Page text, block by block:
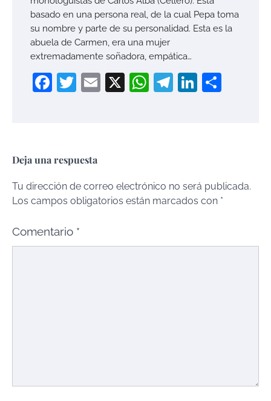
basado en una persona real, de la cual Pepa toma
su nombre y parte de su personalidad. Esta es la
abuela de Carmen, era una mujer
extremadamente soñadora, empática…
Facebook
Twitter
Email
X WhatsApp
Telegram
Deja una respuesta
Tu dirección de correo electrónico no será publicada.
Los campos obligatorios están marcados con *
Comentario *